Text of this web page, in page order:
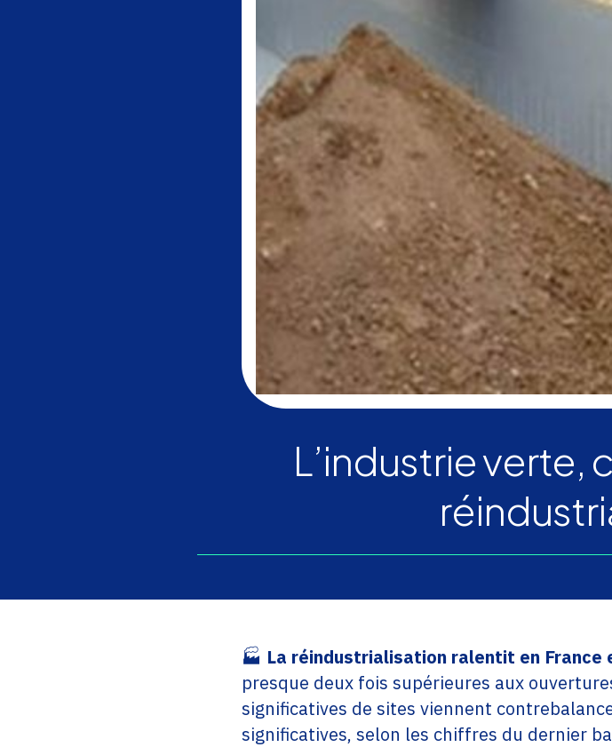
L’industrie verte,
🏭 La réindustrialisation ralentit en France
presque deux fois supérieures aux
significatives de sites viennent
significatives, selon les chiffres du dernier